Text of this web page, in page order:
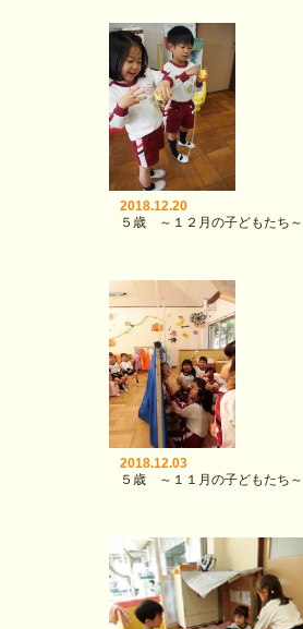
2018.12.20
５歳 ～１２月の子どもたち～
2018.12.03
５歳 ～１１月の子どもたち～